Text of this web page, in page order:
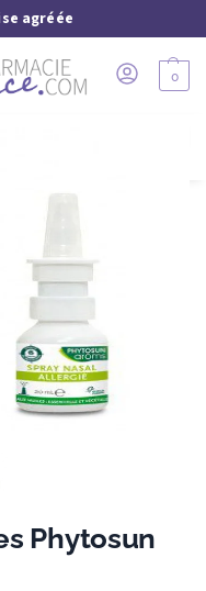
agréée
0
Phytosun